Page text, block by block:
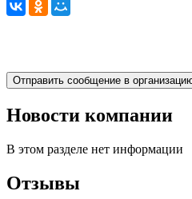
Новости компании
В этом разделе нет информации
Отзывы